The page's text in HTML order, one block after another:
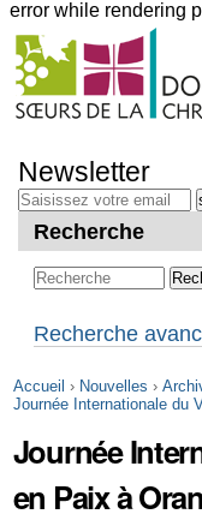
error while rendering
Outils
personnels
au
contenu.
Aller
navigation
Newsletter
Recherche
Recherche
Accueil › Nouvelles ›
Journée Internationale du
Journée
en Paix à Oran